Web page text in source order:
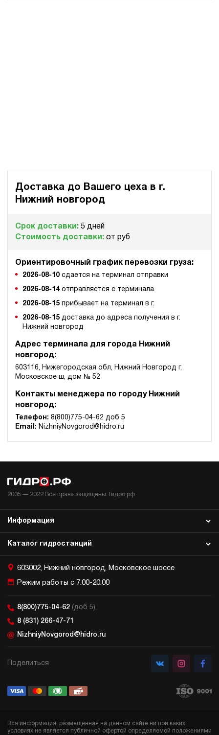
Доставка до Вашего цеха в г.
Нижний новгород
Срок доставки: 5 дней
Стоимость доставки: от руб
Ориентировочный график перевозки груза:
2026-08-10 сдается на терминал отправки
2026-08-14 отправляется с терминала
2026-08-15 прибывает на терминал в г.
2026-08-15 доставка до адреса получения в г.
Нижний новгород
Адрес терминала для города Нижний
новгород:
603116, Нижегородская обл, Нижний Новгород г,
Московское ш, дом № 52
Контакты менеджера по городу Нижний
новгород:
Телефон: 8(800)775-04-62 доб 5
Email: NizhniyNovgorod@hidro.ru
2005 — 2022 Все права защищены. Гидро.рф
Каталог гидростанций
Информация
603002, Нижний новгород, Московское шоссе
Режим работы с 7.00-20.00
8(800)775-04-62 (доб 5)
8 (831) 266-47-71
NizhniyNovgorod@hidro.ru
Поделиться
Вся информация, размещённая на данном сайте ни при каких
условиях не является публичной офертой определяемой положениями